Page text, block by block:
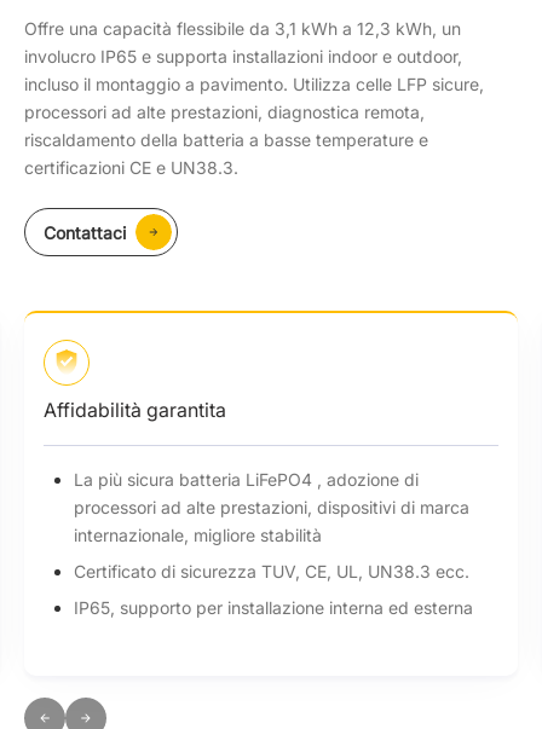
Offre una capacità flessibile da 3,1 kWh a 12,3 kWh, un
involucro IP65 e supporta installazioni indoor e outdoor,
incluso il montaggio a pavimento. Utilizza celle LFP sicure,
processori ad alte prestazioni, diagnostica remota,
riscaldamento della batteria a basse temperature e
certificazioni CE e UN38.3.
Contattaci
Affidabilità garantita
La più sicura batteria LiFePO4 , adozione di
processori ad alte prestazioni, dispositivi di marca
internazionale, migliore stabilità
Certificato di sicurezza TUV, CE, UL, UN38.3 ecc.
IP65, supporto per installazione interna ed esterna